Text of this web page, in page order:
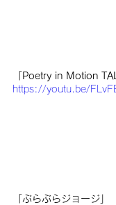
「Poetry in Motion
https://youtu.be/
「ぶらぶらジョージ」